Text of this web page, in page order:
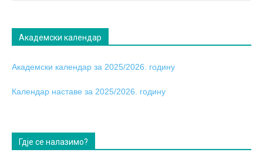
Академски календар
Академски календар за 2025/2026. годину
Календар наставе за 2025/2026. годину
Гдје се налазимо?